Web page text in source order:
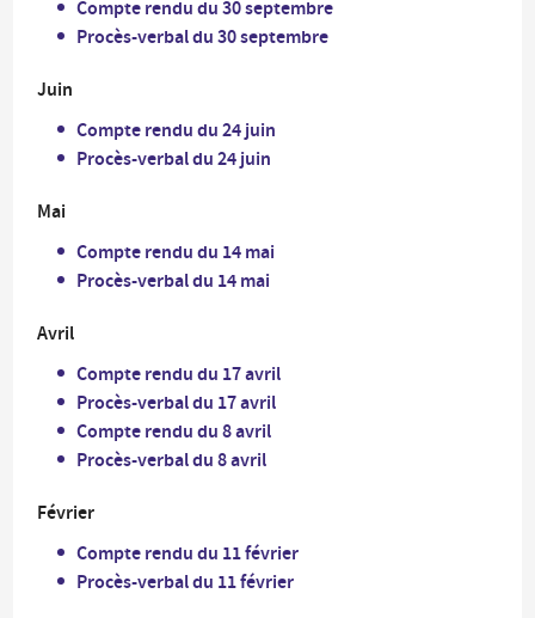
Compte rendu du 30 septembre
Procès-verbal du 30 septembre
Juin
Compte rendu du 24 juin
Procès-verbal du 24 juin
Mai
Compte rendu du 14 mai
Procès-verbal du 14 mai
Avril
Compte rendu du 17 avril
Procès-verbal du 17 avril
Compte rendu du 8 avril
Procès-verbal du 8 avril
Février
Compte rendu du 11 février
Procès-verbal du 11 février